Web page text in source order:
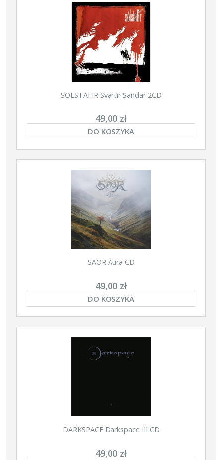
SOLSTAFIR Svartir Sandar 2CD
49,00 zł
DO KOSZYKA
SAOR Aura CD
49,00 zł
DO KOSZYKA
DARKSPACE Darkspace III CD
49,00 zł